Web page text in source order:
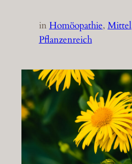
inHomöopathie, Mittel
Pflanzenreich